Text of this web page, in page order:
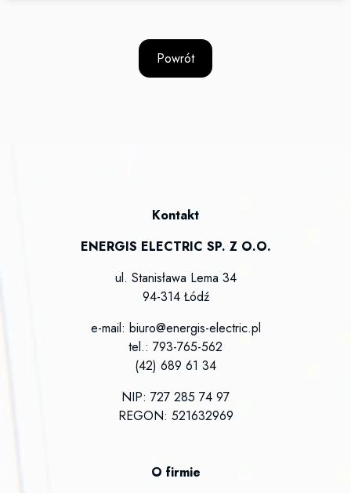
Powrót
Kontakt
ENERGIS ELECTRIC SP. Z O.O.
ul. Stanisława Lema 34
94-314 Łódź
e-mail: biuro@energis-electric.pl
tel.: 793-765-562
(42) 689 61 34
NIP: 727 285 74 97
REGON: 521632969
O firmie